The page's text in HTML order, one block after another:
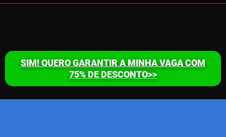
SIM! QUERO GARANTIR A MINHA VAGA COM
75% DE DESCONTO>>